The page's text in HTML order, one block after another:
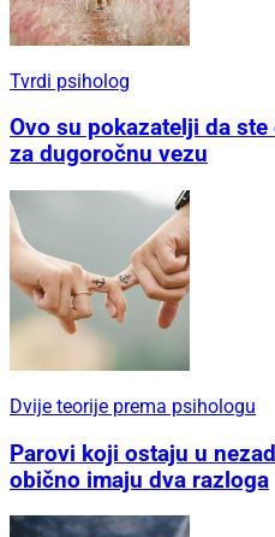
Tvrdi psiholog
Ovo su pokazatelji da
za dugoročnu vezu
Dvije teorije prema psihologu
Parovi koji ostaju u
obično imaju dva razloga